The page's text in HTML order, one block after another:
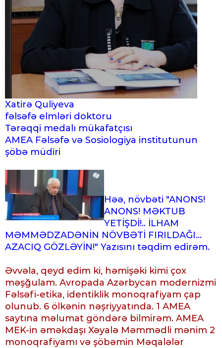
Xatirə Quliyeva
fəlsəfə elmləri doktoru
Tərəqqi medalı mükafatçısı
AMEA Fəlsəfə və Sosiologiya institutunun
şöbə müdiri
Həə, növbəti "ANONS!
ANONS! MƏKTUB
YETİŞDİ!.. İLHAM
MƏMMƏDZADƏNİN NÖVBƏTİ FIRILDAĞI...
AZACIQ GÖZLƏYİN!" Yazısını təqdim edirəm.
Əvvəla, qeyd edim ki, həmişəki kimi çox
məşğulam. Avropada Azərbycan modernizmi
Fəlsəfi-etika, identiklik monoqrafiyam çap
olunub. 6 ölkənin nəşriyyatında. 1 AMEA
saytına məlumat göndərə bilmirəm. AMEA
MEK-in əməkdaşı Xəyalə Məmmədli mənim 2
monoqrafiyamı və şöbəmin Məqalələr